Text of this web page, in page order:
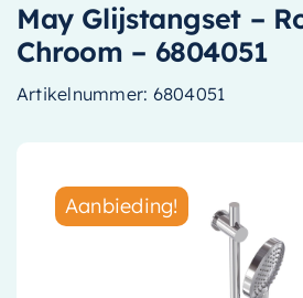
Spiegels
Baden
May Glijstangset –
Chroom – 6804051
Artikelnummer: 6804051
Aanbieding!